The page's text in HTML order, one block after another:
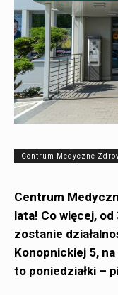
Centrum Medyczne
Centrum
lata! Co więcej,
zostanie
Konopnickiej 5,
to poniedziałki –